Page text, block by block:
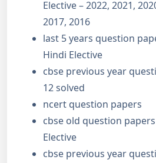
Elective – 2022, 2021,
2017, 2016
last 5 years question
Hindi Elective
cbse previous year
12 solved
ncert question papers
cbse old question
Elective
cbse previous year